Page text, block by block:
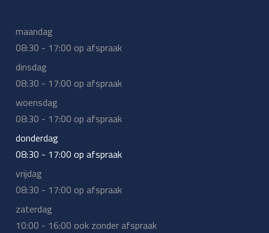
maandag
08:30 - 17:00 op afspraak
dinsdag
08:30 - 17:00 op afspraak
woensdag
08:30 - 17:00 op afspraak
donderdag
08:30 - 17:00 op afspraak
vrijdag
08:30 - 17:00 op afspraak
zaterdag
10:00 - 16:00 ook zonder afspraak